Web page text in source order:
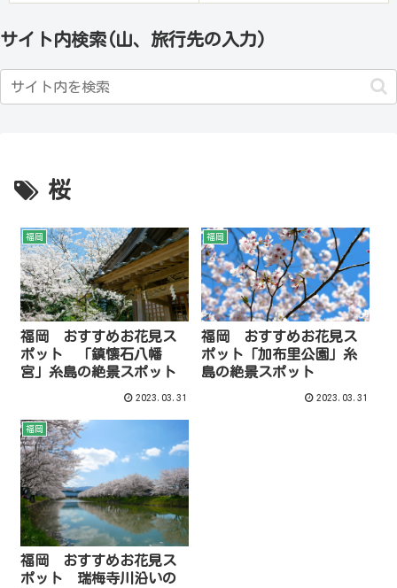
サイト内検索(山、旅行先の入力)
桜
福岡
福岡 おすすめお花見ス
ポット 「鎮懐石八幡
宮」糸島の絶景スポット
2023.03.31
福岡
福岡 おすすめお花見ス
ポット「加布里公園」糸
島の絶景スポット
2023.03.31
福岡
福岡 おすすめお花見ス
ポット 瑞梅寺川沿いの